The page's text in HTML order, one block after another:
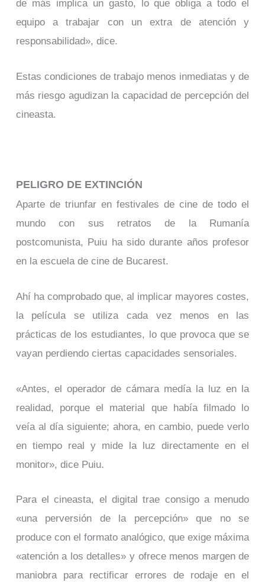
de más implica un gasto, lo que obliga a todo el
equipo a trabajar con un extra de atención y
responsabilidad», dice.
Estas condiciones de trabajo menos inmediatas y de
más riesgo agudizan la capacidad de percepción del
cineasta.
PELIGRO DE EXTINCIÓN
Aparte de triunfar en festivales de cine de todo el
mundo con sus retratos de la Rumanía
postcomunista, Puiu ha sido durante años profesor
en la escuela de cine de Bucarest.
Ahí ha comprobado que, al implicar mayores costes,
la película se utiliza cada vez menos en las
prácticas de los estudiantes, lo que provoca que se
vayan perdiendo ciertas capacidades sensoriales.
«Antes, el operador de cámara medía la luz en la
realidad, porque el material que había filmado lo
veía al día siguiente; ahora, en cambio, puede verlo
en tiempo real y mide la luz directamente en el
monitor», dice Puiu.
Para el cineasta, el digital trae consigo a menudo
«una perversión de la percepción» que no se
produce con el formato analógico, que exige máxima
«atención a los detalles» y ofrece menos margen de
maniobra para rectificar errores de rodaje en el